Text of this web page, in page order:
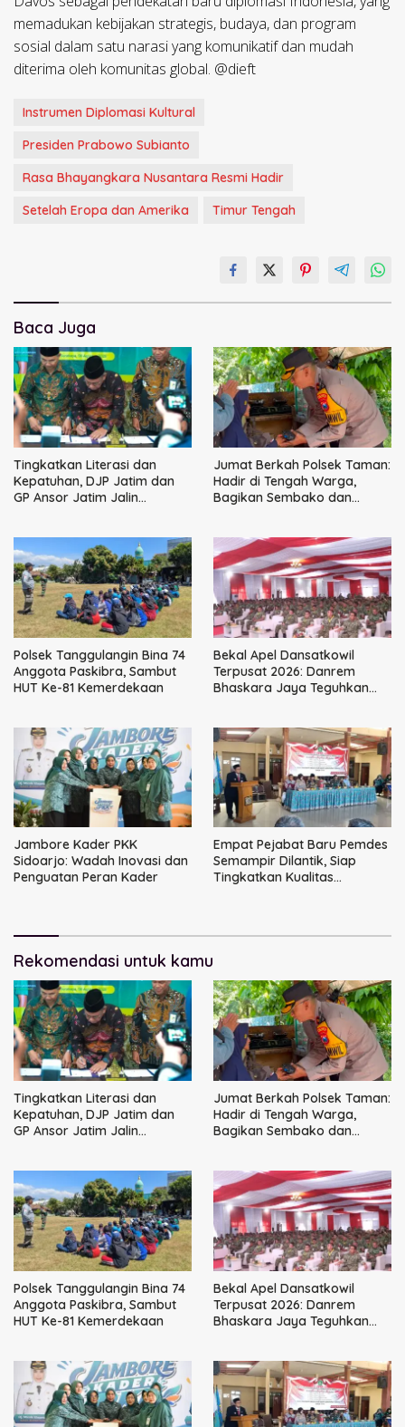
memadukan kebijakan strategis, budaya, dan program
sosial dalam satu narasi yang komunikatif dan mudah
diterima oleh komunitas global. @dieft
Instrumen Diplomasi Kultural
Presiden Prabowo Subianto
Rasa Bhayangkara Nusantara Resmi Hadir
Setelah Eropa dan Amerika
Timur Tengah
Baca Juga
Tingkatkan Literasi dan
Kepatuhan, DJP Jatim dan
GP Ansor Jatim Jalin
Jumat Berkah Polsek Taman:
Hadir di Tengah Warga,
Bagikan Sembako dan
Polsek Tanggulangin Bina 74
Anggota Paskibra, Sambut
HUT Ke-81 Kemerdekaan
Bekal Apel Dansatkowil
Terpusat 2026: Danrem
Bhaskara Jaya Teguhkan
Jambore Kader PKK
Sidoarjo: Wadah Inovasi dan
Penguatan Peran Kader
Empat Pejabat Baru Pemdes
Semampir Dilantik, Siap
Tingkatkan Kualitas
Rekomendasi untuk kamu
Tingkatkan Literasi dan
Kepatuhan, DJP Jatim dan
GP Ansor Jatim Jalin
Jumat Berkah Polsek Taman:
Hadir di Tengah Warga,
Bagikan Sembako dan
Polsek Tanggulangin Bina 74
Anggota Paskibra, Sambut
HUT Ke-81 Kemerdekaan
Bekal Apel Dansatkowil
Terpusat 2026: Danrem
Bhaskara Jaya Teguhkan